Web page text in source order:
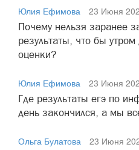
Юлия Ефимова
23 Июня
Почему нельзя заранее
результаты, что бы утром
оценки?
Юлия Ефимова
23 Июня
Где результаты егэ по
день закончился, а мы
Ольга Булатова
23 Июня